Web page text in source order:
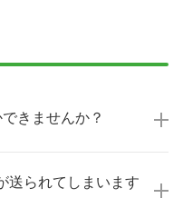
きませんか？
して転職に成功した方
合った職場を選ばれて
送られてしまいます